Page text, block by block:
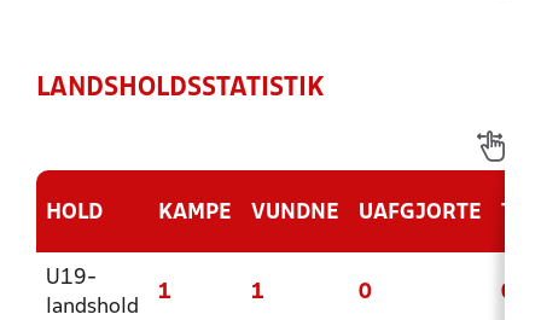
LANDSHOLDSSTATISTIK
HOLD KAMPE VUNDNE UAFGJORTE
U19-
landshold
1 1 0 0